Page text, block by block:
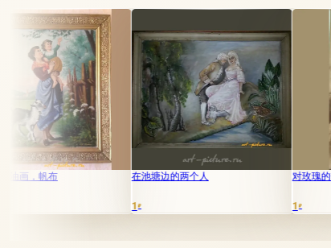
在池塘边的两个人 对玫瑰的热情，天然皮革上